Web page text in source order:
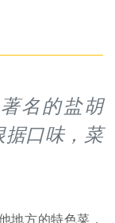
名的盐胡
据口味，菜